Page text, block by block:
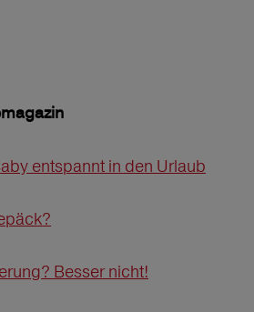
entspannt in den Urlaub
Besser nicht!